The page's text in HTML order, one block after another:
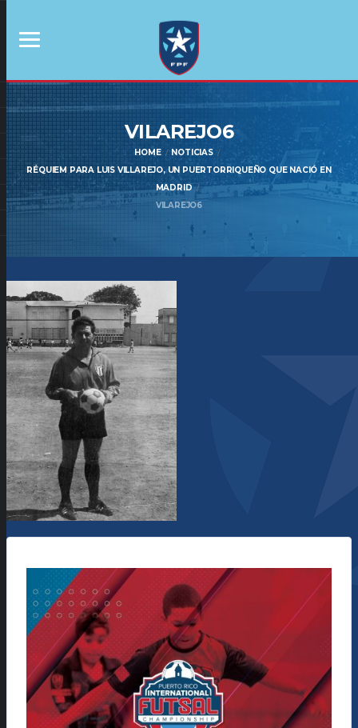
VILAREJO6
HOME
NOTICIAS
RÉQUIEM PARA LUIS VILLAREJO, UN PUERTORRIQUEÑO QUE NACIÓ EN
MADRID
VILAREJO6